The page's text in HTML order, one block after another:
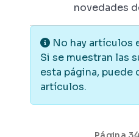
novedades
Información
No hay artículos
Si se muestran las
esta página, puede
artículos.